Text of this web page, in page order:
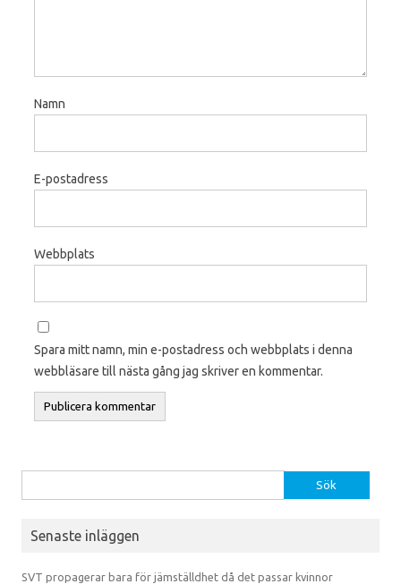
Namn
E-postadress
Webbplats
Spara mitt namn, min e-postadress och webbplats i denna
webbläsare till nästa gång jag skriver en kommentar.
Senaste inläggen
SVT propagerar bara för jämställdhet då det passar kvinnor